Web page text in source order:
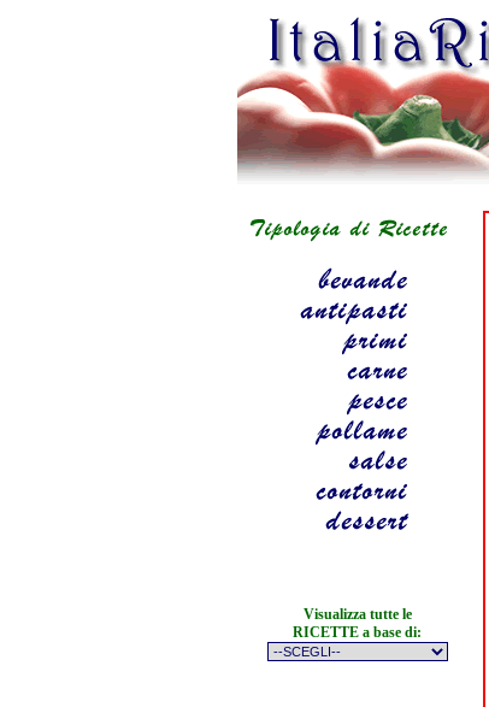
Visualizza tutte le
RICETTE a base di: